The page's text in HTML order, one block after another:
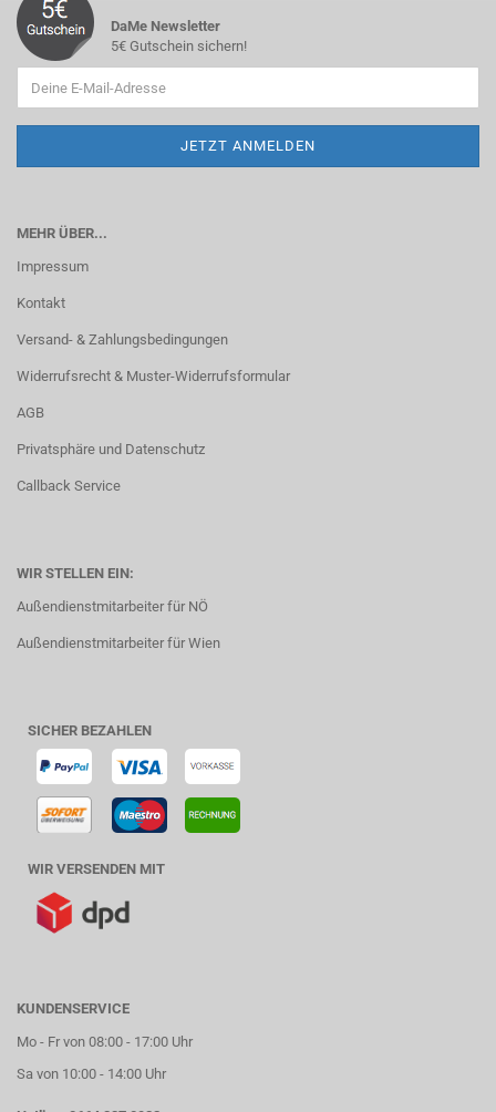
DaMe Newsletter
5€ Gutschein sichern!
MEHR ÜBER...
Impressum
Kontakt
Versand- & Zahlungsbedingungen
Widerrufsrecht & Muster-Widerrufsformular
AGB
Privatsphäre und Datenschutz
Callback Service
WIR STELLEN EIN:
Außendienstmitarbeiter für NÖ
Außendienstmitarbeiter für Wien
SICHER BEZAHLEN
WIR VERSENDEN MIT
KUNDENSERVICE
Mo - Fr von 08:00 - 17:00 Uhr
Sa von 10:00 - 14:00 Uhr